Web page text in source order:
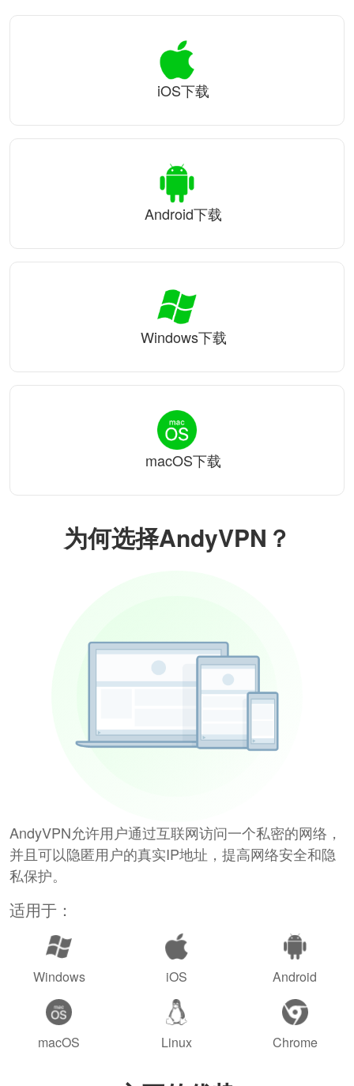
为何选择AndyVPN？
AndyVPN允许用户通过互联网访问一个私密的网络，
并且可以隐匿用户的真实IP地址，提高网络安全和隐
私保护。
适用于：
Windows iOS Android
macOS Linux Chrome
iOS下载
Android下载
Windows下载
macOS下载